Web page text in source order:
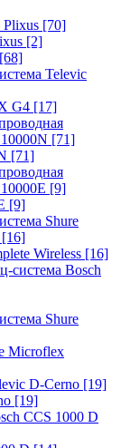
Plixus [70]
[2]
[68]
Televic
G4 [17]
[71]
[71]
[9]
[9]
Shure
[16]
Wireless [16]
система Bosch
Shure
Microflex
D-Cerno [19]
[19]
CCS 1000 D